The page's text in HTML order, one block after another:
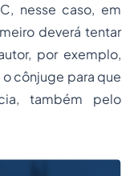
nesse caso, em
deverá tentar
por exemplo,
cônjuge para que
também pelo